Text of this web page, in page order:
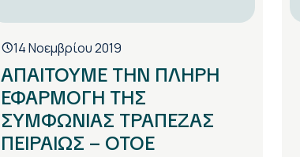
14 Νοεμβρίου 2019
ΑΠΑΙΤΟΥΜΕ ΤΗΝ ΠΛΗΡΗ
ΕΦΑΡΜΟΓΗ ΤΗΣ
ΣΥΜΦΩΝΙΑΣ ΤΡΑΠΕΖΑΣ
ΠΕΙΡΑΙΩΣ – ΟΤΟΕ